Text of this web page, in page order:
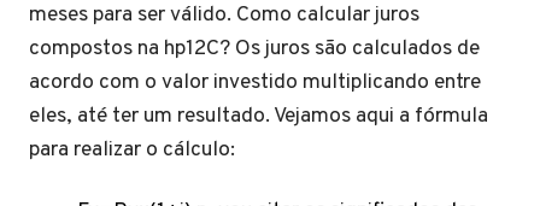
meses para ser válido. Como calcular juros
compostos na hp12C? Os juros são calculados de
acordo com o valor investido multiplicando entre
eles, até ter um resultado. Vejamos aqui a fórmula
para realizar o cálculo: